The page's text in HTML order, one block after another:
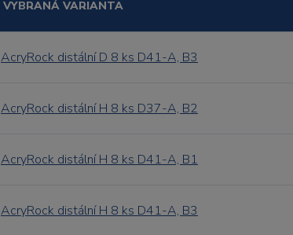
VYBRANÁ VARIANTA
AcryRock distální D 8 ks D41-A, B3
AcryRock distální H 8 ks D37-A, B2
AcryRock distální H 8 ks D41-A, B1
AcryRock distální H 8 ks D41-A, B3